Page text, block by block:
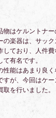
物はケルントナー
の楽器は、サッ
しており、人件
有名です。
性能はあまり良
すが、今回はケ
取を行いました。